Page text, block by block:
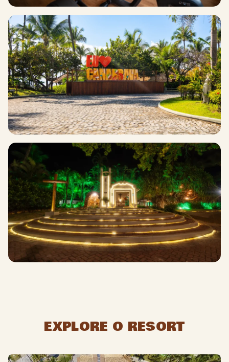
EXPLORE O RESORT